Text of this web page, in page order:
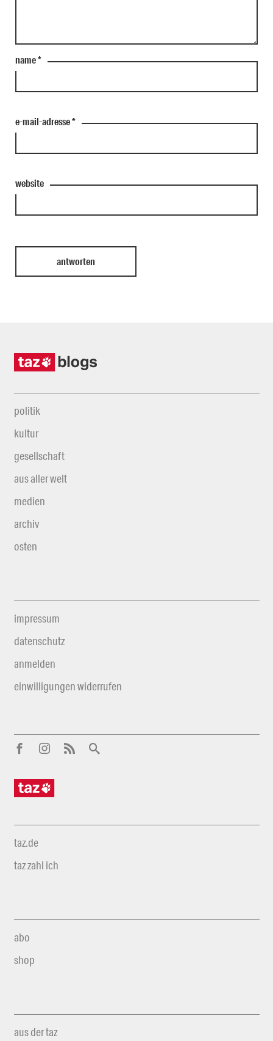
name*
e-mail-adresse*
website
politik
kultur
gesellschaft
aus aller welt
medien
archiv
osten
impressum
datenschutz
anmelden
einwilligungen widerrufen
taz.de
taz zahl ich
abo
shop
aus der taz